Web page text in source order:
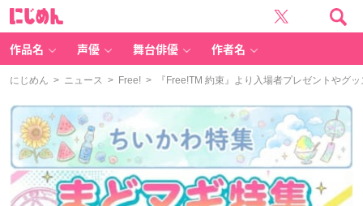
作品名 声優 舞台俳優 作者名
にじめん > ニュース > Free! > 『Free!TM 約束』より入場者プレゼントやグ